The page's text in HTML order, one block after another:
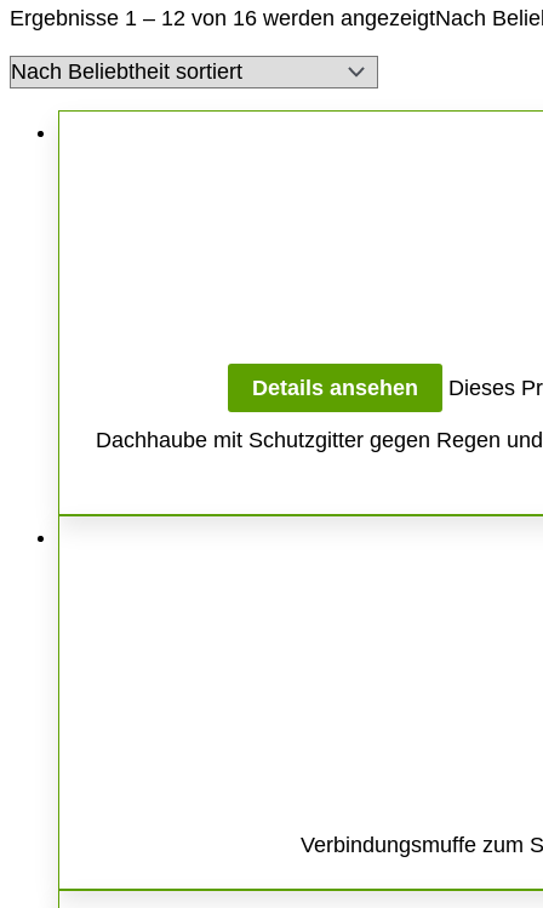
Ergebnisse 1 – 12 von 16 werden angezeigtNach
Details ansehen
Dieses
Dachhaube mit Schutzgitter gegen Regen
Verbindungsmuffe zum